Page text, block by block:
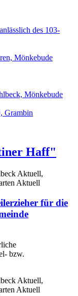
des 103-
Mönkebude
Mönkebude
Grambin
Haff"
Aktuell,
Aktuell
für die
bzw.
Aktuell,
Aktuell